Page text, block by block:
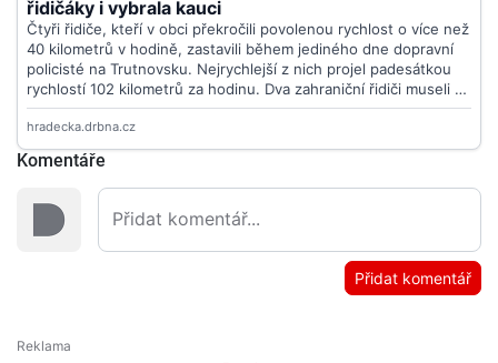
Komentáře
Přidat komentář